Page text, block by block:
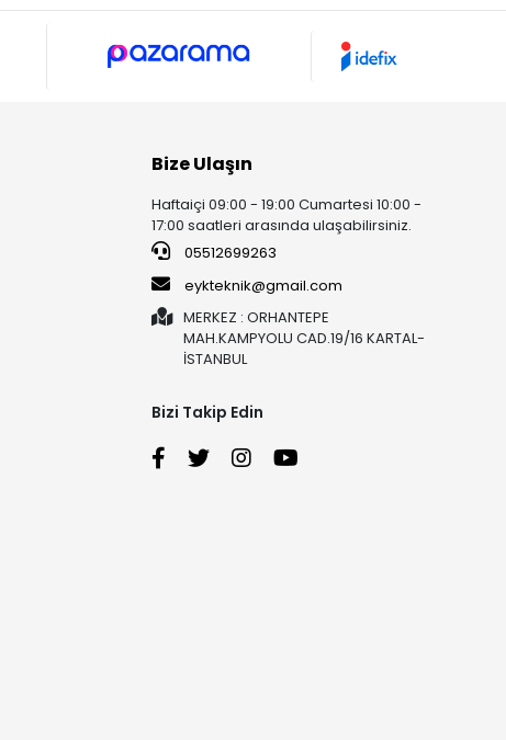
Bize Ulaşın
Haftaiçi 09:00 - 19:00 Cumartesi 10:00 -
17:00 saatleri arasında ulaşabilirsiniz.
05512699263
eykteknik@gmail.com
MERKEZ : ORHANTEPE
MAH.KAMPYOLU CAD.19/16 KARTAL-
İSTANBUL
Bizi Takip Edin